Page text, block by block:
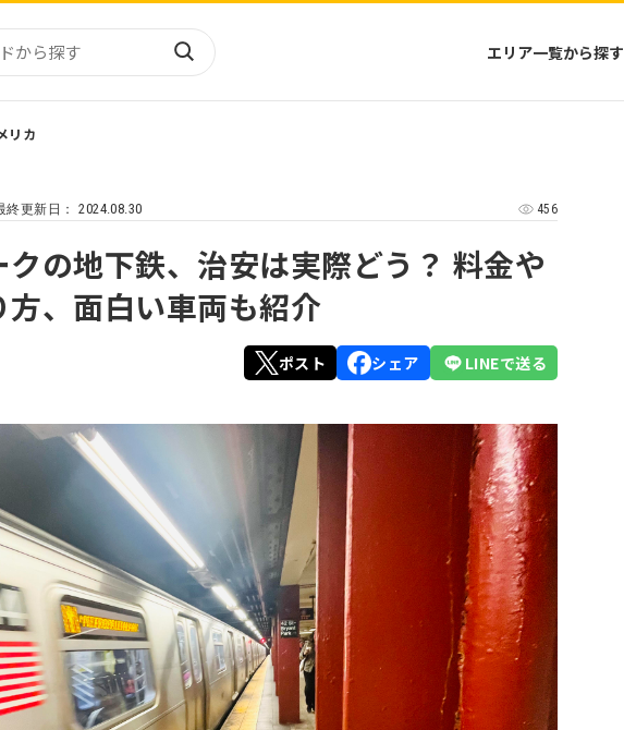
エリア一覧から探す
東北
関東
中部・北陸
近畿
四国
九州
沖縄
アジア
北米
中南米
ハワイ
ミクロネシア
オセアニア
リカ
終更新日：2024.08.30 456
クの地下鉄、治安は実際どう？ 料金や
方、面白い車両も紹介
ポスト シェア LINEで送る